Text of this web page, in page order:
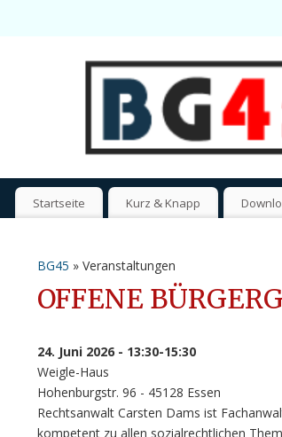
Startseite Kurz & Knapp
BG45 » Veranstaltungen
OFFENE
24. Juni 2026 - 13:30-15:30
Weigle-Haus
Hohenburgstr. 96 - 45128 Essen
Rechtsanwalt Carsten Dams ist
kompetent zu allen sozialrechtlichen